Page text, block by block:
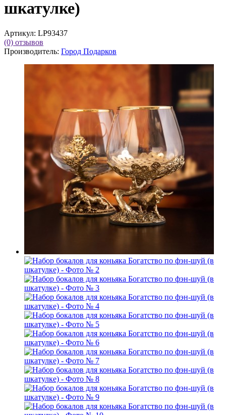
шкатулке)
Артикул: LP93437
(0) отзывов
Производитель: Город Подарков